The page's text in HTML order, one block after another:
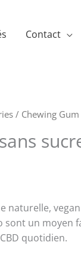
Contact
/ Chewing Gum
naturelle,
sont un moyen
quotidien.